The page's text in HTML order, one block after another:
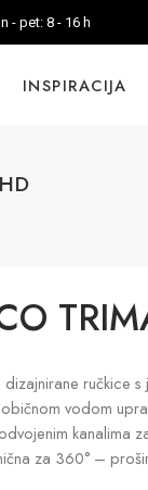
- pet: 8 - 16 h
INSPIRACIJA
ručkice s
vodom
kanalima
za 360° –